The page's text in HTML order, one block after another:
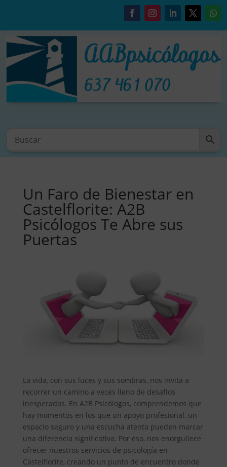
Un Faro de Bienestar en
Castelflorite: A2B
Psicólogos Te Abre sus
Puertas
La vida, con sus luces y sus sombras, nos invita a
recorrer un camino a veces lleno de desafíos
inesperados. En A2B Psicólogos, comprendemos que
hay momentos en los que un apoyo profesional, un
espacio seguro y una escucha atenta pueden marcar
una diferencia significativa. Por eso, nos enorgullece
ofrecer nuestros servicios de psicología en
Castelflorite, creando un punto de encuentro donde